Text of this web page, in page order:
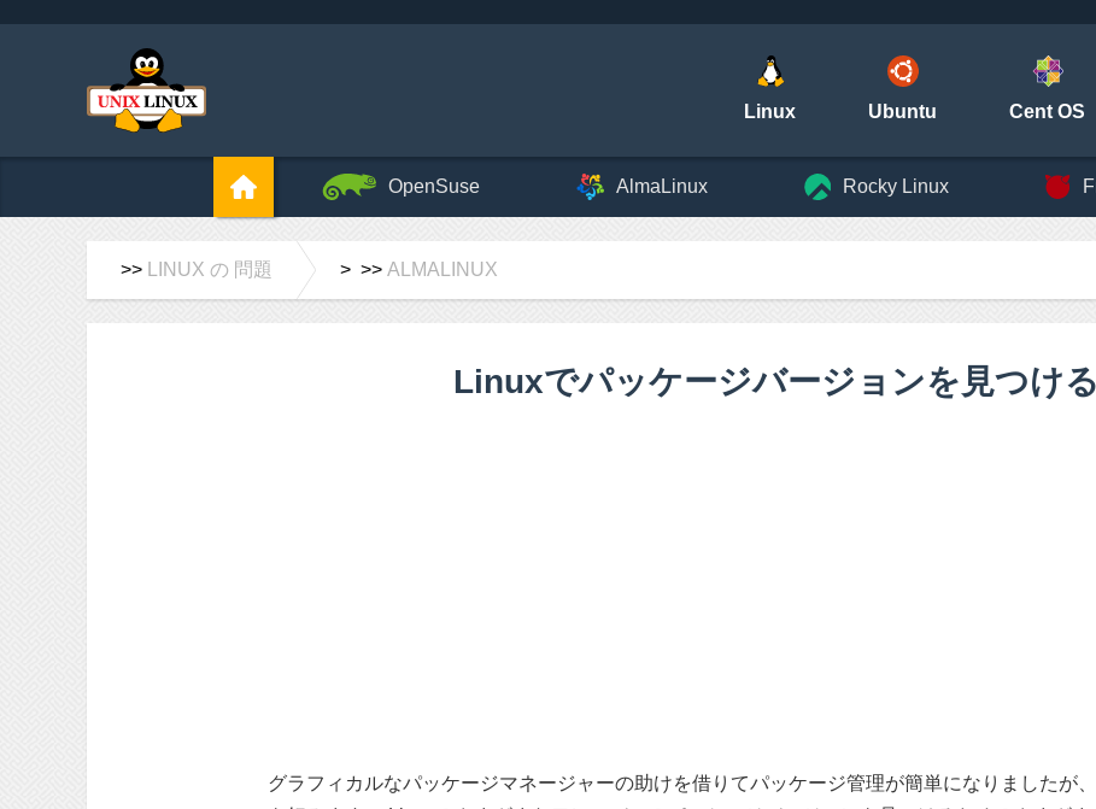
Linux Ubuntu Cent OS
OpenSuse AlmaLinux Rocky Linux
>> LINUX の 問題 > >> ALMALINUX
Linuxでパッケージバージョンを見つけ
グラフィカルなパッケージマネージャーの助けを借りてパッケージ管理が簡単になりましたが